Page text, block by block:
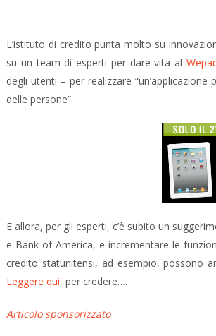
L’istituto di credito punta molto su
su un team di esperti per dare vita al
degli utenti – per realizzare
delle persone”.
E allora, per gli esperti, c’è subito un
e Bank of America, e incrementare le
credito statunitensi, ad esempio, possono
Leggere qui, per credere….
Articolo sponsorizzato